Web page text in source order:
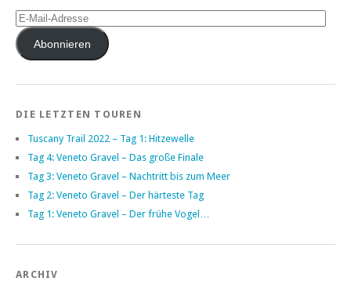
E-
Mail-
AdresseAbonnieren
DIE LETZTEN TOUREN
Tuscany Trail 2022 – Tag 1: Hitzewelle
Tag 4: Veneto Gravel – Das große Finale
Tag 3: Veneto Gravel – Nachtritt bis zum Meer
Tag 2: Veneto Gravel – Der härteste Tag
Tag 1: Veneto Gravel – Der frühe Vogel…
ARCHIV